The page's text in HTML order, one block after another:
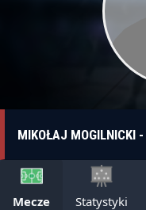
MIKOŁAJ MOGILNICKI -
Mecze Statystyki